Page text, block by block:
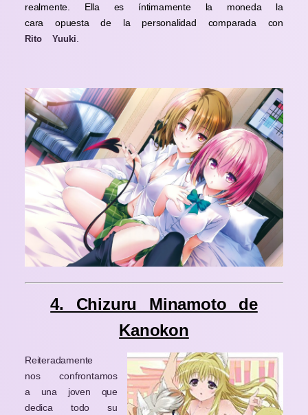
realmente. Ella es íntimamente la moneda la
cara opuesta de la personalidad comparada con
Rito Yuuki
4. Chizuru Minamoto de
Kanokon
Reiteradamente
nos confrontamos
a una joven que
dedica todo su